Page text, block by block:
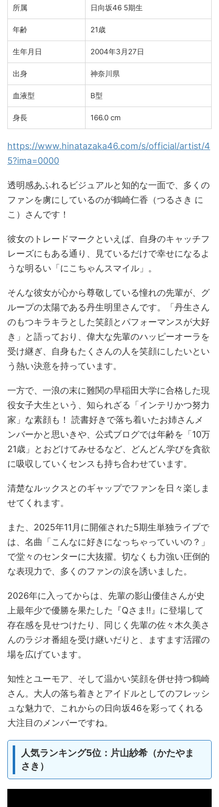
所属 日向坂46 5期生
年齢 21歳
生年月日 2004年3月27日
出身 神奈川県
血液型 B型
身長 166.0 cm
https://www.hinatazaka46.com/s/official/artist/4
5?ima=0000
透明感あふれるビジュアルと知的な一面で、多くの
ファンを虜にしているのが鶴崎仁香（つるさき に
こ）さんです！
彼女のトレードマークといえば、自身のキャッチフ
レーズにもある通り、見ているだけで幸せになるよ
うな明るい「にこちゃんスマイル」。
そんな彼女が心から尊敬している憧れの先輩が、グ
ループの太陽である丹生明里さんです。「丹生さん
のもつキラキラとした笑顔とパフォーマンスが大好
き」と語っており、偉大な先輩のハッピーオーラを
受け継ぎ、自身もたくさんの人を笑顔にしたいとい
う熱い決意を持っています。
一方で、一浪の末に難関の早稲田大学に合格した現
役女子大生という、知られざる「インテリかつ努力
家」な素顔も！ 読書好きで落ち着いたお姉さんメ
ンバーかと思いきや、公式ブログでは年齢を「10万
21歳」とおどけてみせるなど、どんどん学びを貪欲
に吸収していくセンスも持ち合わせています。
清楚なルックスとのギャップでファンを日々楽しま
せてくれます。
また、2025年11月に開催された5期生単独ライブで
は、名曲「こんなに好きになっちゃっていいの？」
で堂々のセンターに大抜擢。切なくも力強い圧倒的
な表現力で、多くのファンの涙を誘いました。
2026年に入ってからは、先輩の影山優佳さんが史
上最年少で優勝を果たした『Qさま!!』に登場して
存在感を見せつけたり、同じく先輩の佐々木久美さ
んのラジオ番組を受け継いだりと、ますます活躍の
場を広げています。
知性とユーモア、そして温かい笑顔を併せ持つ鶴崎
さん。大人の落ち着きとアイドルとしてのフレッシ
ュな魅力で、これからの日向坂46を彩ってくれる
大注目のメンバーですね。
人気ランキング5位：片山紗希（かたやま
さき）